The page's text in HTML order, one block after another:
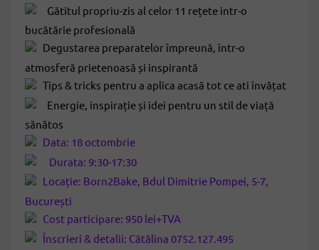
Gătitul propriu-zis al celor 11 rețete intr-o
bucătărie profesională
Degustarea preparatelor împreună, într-o
atmosferă prietenoasă și inspirantă
Tips & tricks pentru a aplica acasă tot ce ati învățat
Energie, inspirație și idei pentru un stil de viață
sănătos
Data: 18 octombrie
Durata: 9:30-17:30
Locație: Born2Bake, Bdul Dimitrie Pompei, 5-7,
București
Cost participare: 950 lei+TVA
Înscrieri & detalii: Cătălina 0752.127.495